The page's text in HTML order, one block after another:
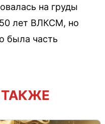
на груды
50 лет ВЛКСМ, но
была часть
ТАКЖЕ